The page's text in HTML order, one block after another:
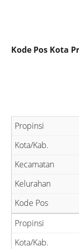
Kode Pos Kota